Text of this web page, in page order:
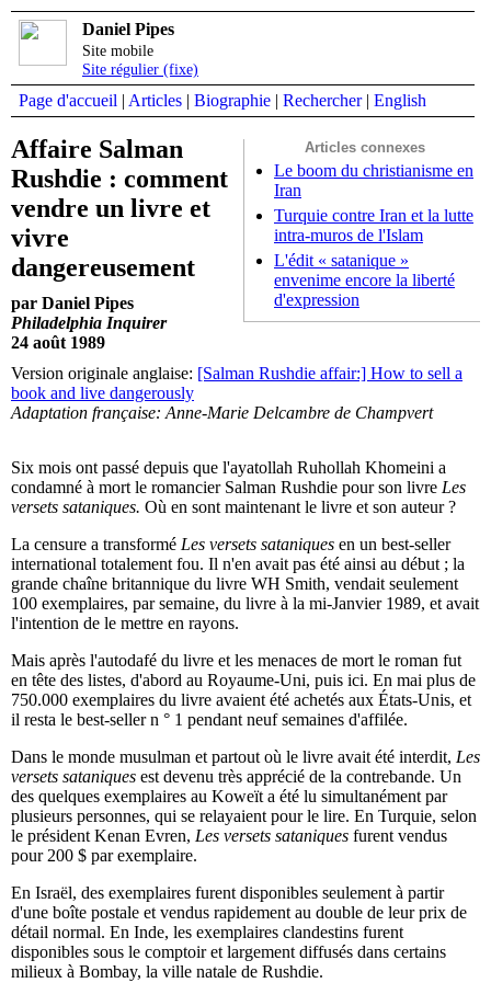
Daniel Pipes
Site mobile
Site régulier (fixe)
Page d'accueil | Articles | Biographie | Rechercher| English
Articles connexes
Le boom du christianisme en
Iran
Turquie contre Iran et la lutte
intra-muros de l'Islam
L'édit « satanique »
envenime encore la liberté
d'expression
Affaire Salman
Rushdie : comment
vendre un livre et
vivre
dangereusement
par Daniel Pipes
Philadelphia Inquirer
24 août 1989
Version originale anglaise: [Salman Rushdie affair:] How to sell a
book and live dangerously
Adaptation française: Anne-Marie Delcambre de Champvert
Six mois ont passé depuis que l'ayatollah Ruhollah Khomeini a
condamné à mort le romancier Salman Rushdie pour son livre Les
versets sataniques. Où en sont maintenant le livre et son auteur ?
La censure a transformé Les versets sataniques en un best-seller
international totalement fou. Il n'en avait pas été ainsi au début ; la
grande chaîne britannique du livre WH Smith, vendait seulement
100 exemplaires, par semaine, du livre à la mi-Janvier 1989, et avait
l'intention de le mettre en rayons.
Mais après l'autodafé du livre et les menaces de mort le roman fut
en tête des listes, d'abord au Royaume-Uni, puis ici. En mai plus de
750.000 exemplaires du livre avaient été achetés aux États-Unis, et
il resta le best-seller n ° 1 pendant neuf semaines d'affilée.
Dans le monde musulman et partout où le livre avait été interdit, Les
versets sataniques est devenu très apprécié de la contrebande. Un
des quelques exemplaires au Koweït a été lu simultanément par
plusieurs personnes, qui se relayaient pour le lire. En Turquie, selon
le président Kenan Evren, Les versets sataniques furent vendus
pour 200 $ par exemplaire.
En Israël, des exemplaires furent disponibles seulement à partir
d'une boîte postale et vendus rapidement au double de leur prix de
détail normal. En Inde, les exemplaires clandestins furent
disponibles sous le comptoir et largement diffusés dans certains
milieux à Bombay, la ville natale de Rushdie.